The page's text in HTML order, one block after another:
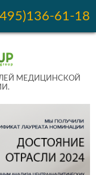
61-18
МЕДИЦИНСКОЙ